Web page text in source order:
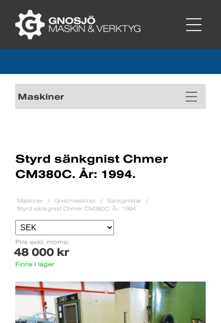
Maskiner
Styrd sänkgnist Chmer
CM380C. År: 1994.
Maskiner Gnistmaskiner
Sänkgnistar
Styrd sänkgnist Chmer CM380C. År: 1994.
Pris exkl. moms:
48 000 kr
Finns i lager